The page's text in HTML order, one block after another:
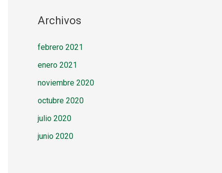
Archivos
febrero 2021
enero 2021
noviembre 2020
octubre 2020
julio 2020
junio 2020